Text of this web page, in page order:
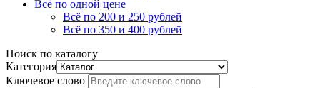
Всё по одной цене
Всё по 200 и 250 рублей
Всё по 350 и 400 рублей
Поиск по каталогу
Категория
Ключевое слово